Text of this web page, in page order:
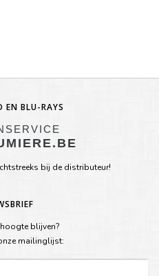
EN BLU-RAYS
bij de distributeur!
blijven?
mailinglijst: